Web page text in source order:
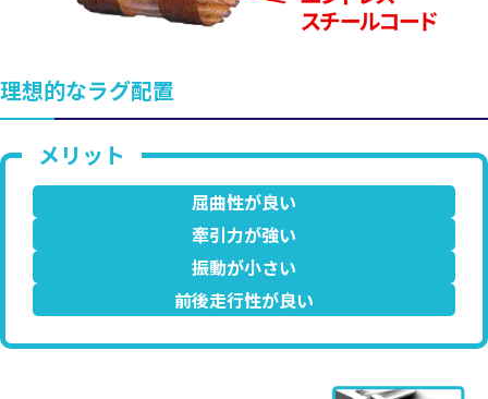
理想的なラグ配置
屈曲性が良い
牽引力が強い
振動が小さい
前後走行性が良い